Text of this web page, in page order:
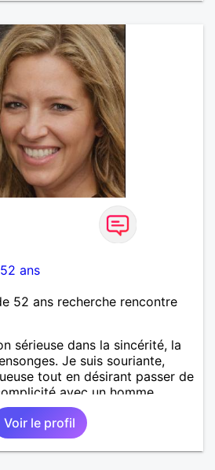
52 ans
52 ans recherche rencontre
sérieuse dans la sincérité, la
Je suis souriante,
tout en désirant passer de
avec un homme
même direction que moi.
Voir le profil